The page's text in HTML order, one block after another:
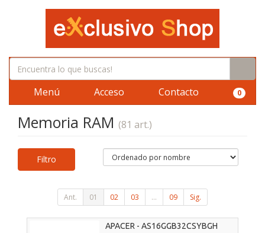
Menú Acceso Contacto 0
Memoria RAM (81 art.)
Filtro
Ant. 01 02 03 ... 09 Sig.
APACER - AS16GGB32CSYBGH